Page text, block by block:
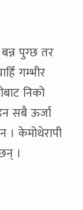
पुग्छ तर
गम्भीर
निको
सबै ऊर्जा
। केमोथेरापी
।